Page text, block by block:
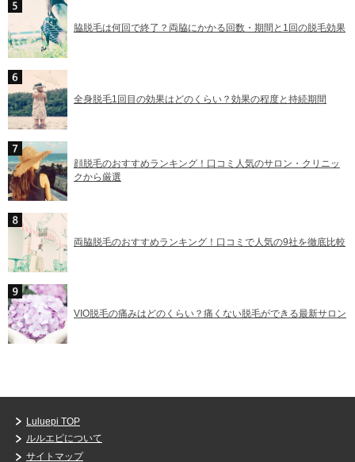
脇脱毛は何回で終了？両脇にかかる回数・期間と1回の脱毛効果
全身脱毛1回目の効果はどのくらい？効果の程度と持続期間
顔脱毛のおすすめランキング！口コミ人気のサロン・クリニッ
クから厳選
両脇脱毛のおすすめランキング！口コミで人気の9社を徹底比較
VIO脱毛の痛みはどのくらい？痛くない脱毛ができる最新サロン
Luluepi TOP
ルルエピについて
サイトマップ